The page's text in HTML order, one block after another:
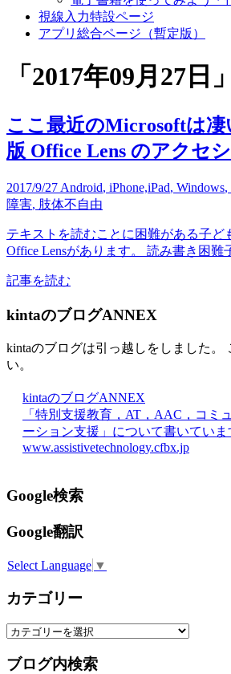
視線入力特設ページ
アプリ総合ページ（暫定版）
「 2017年09月27日 」
ここ最近のMicrosoftは凄
版 Office Lens のアクセ
2017/9/27 Android, iPhone,iPad, Windows,
障害, 肢体不自由
テキストを読むことに困難がある子ど
Office Lensがあります。 読み書き困難
記事を読む
kintaのブログANNEX
kintaのブログは引っ越しをしました。
い。
kintaのブログANNEX
「特別支援教育，AT，AAC，コミ
ーション支援」について書いていま
www.assistivetechnology.cfbx.jp
Google検索
Google翻訳
Select Language ▼
カテゴリー
カ
ゴ
ブログ内検索